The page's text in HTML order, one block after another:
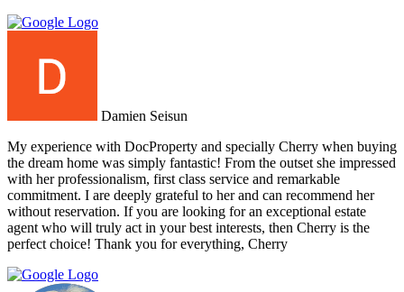
Damien Seisun
My experience with DocProperty and specially Cherry when buying
the dream home was simply fantastic! From the outset she impressed
with her professionalism, first class service and remarkable
commitment. I are deeply grateful to her and can recommend her
without reservation. If you are looking for an exceptional estate
agent who will truly act in your best interests, then Cherry is the
perfect choice! Thank you for everything, Cherry